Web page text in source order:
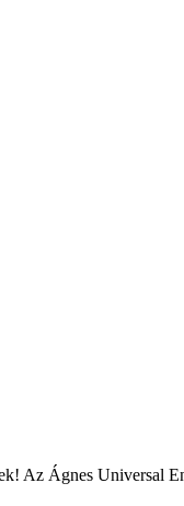
Az Ágnes Universal